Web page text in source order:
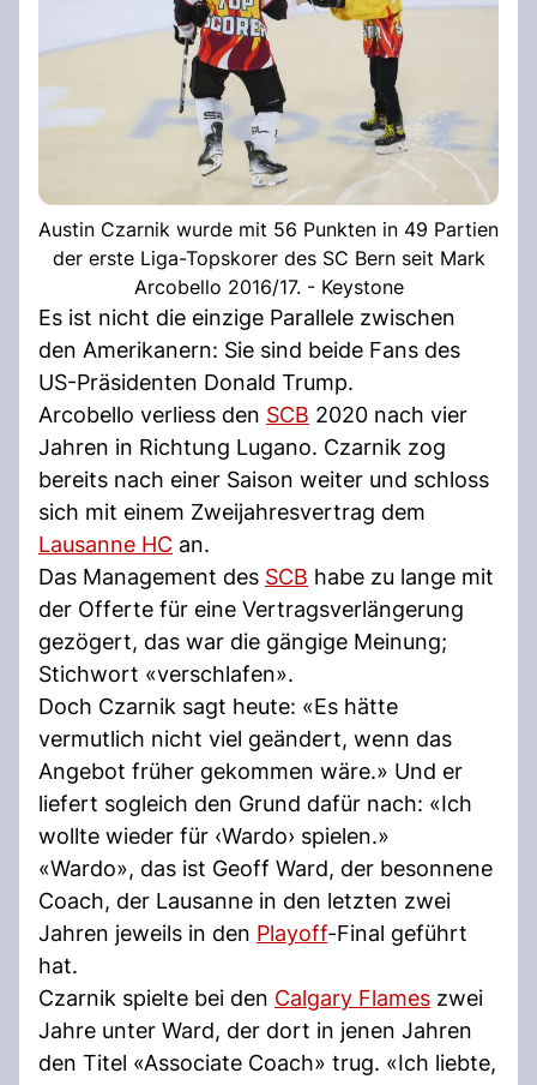
Austin Czarnik wurde mit 56 Punkten in 49 Partien
der erste Liga-Topskorer des SC Bern seit Mark
Arcobello 2016/17. - Keystone
Es ist nicht die einzige Parallele zwischen
den Amerikanern: Sie sind beide Fans des
US-Präsidenten Donald Trump.
Arcobello verliess den SCB 2020 nach vier
Jahren in Richtung Lugano. Czarnik zog
bereits nach einer Saison weiter und schloss
sich mit einem Zweijahresvertrag dem
Lausanne HC an.
Das Management des SCB habe zu lange mit
der Offerte für eine Vertragsverlängerung
gezögert, das war die gängige Meinung;
Stichwort «verschlafen».
Doch Czarnik sagt heute: «Es hätte
vermutlich nicht viel geändert, wenn das
Angebot früher gekommen wäre.» Und er
liefert sogleich den Grund dafür nach: «Ich
wollte wieder für ‹Wardo› spielen.»
«Wardo», das ist Geoff Ward, der besonnene
Coach, der Lausanne in den letzten zwei
Jahren jeweils in den Playoff-Final geführt
hat.
Czarnik spielte bei den Calgary Flames zwei
Jahre unter Ward, der dort in jenen Jahren
den Titel «Associate Coach» trug. «Ich liebte,